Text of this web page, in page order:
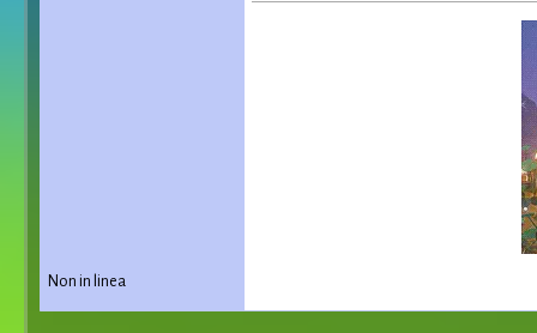
Non in linea